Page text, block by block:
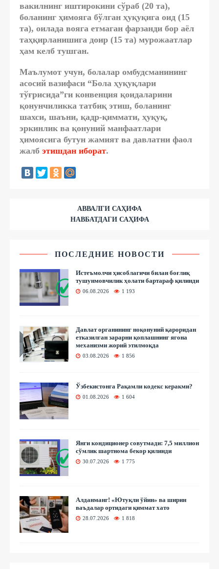
вакилнинг иштирокини сўраб (20 та),
боланинг ҳимояга бўлган ҳуқуқига оид (15
та), оилада вояга етмаган фарзанди бор аёл
таҳқирланишига доир (15 та) мурожаатлар
ҳам келб тушган.
Маълумот учун, болалар омбудсманининг
асосий вазифаси “Бола ҳуқуқлари
тўғрисида”ги конвенция қоидаларини
қонунчиликка татбиқ этиш, боланинг
шахси, шаъни, қадр-қиммати, ҳуқуқ,
эркинлик ва қонуний манфаатлари
ҳимоясига бутун жамият ва давлатни фаол
жалб этишдан иборат.
АВВАЛГИ САҲИФА
НАВБАТДАГИ САҲИФА
ПОСЛЕДНИЕ НОВОСТИ
Истеъмолчи ҳисоблагичи билан боғлиқ
тушунмовчилик ҳолати бартараф қилинди
06.08.2026 1 193
Давлат органининг ноқонуний қароридан
етказилган зарарни қоплашнинг ягона
механизми жорий этилмоқда
03.08.2026 1 856
Ўзбекистонга Рақамли кодекс керакми?
01.08.2026 1 604
Янги кондиционер совутмади: 7,5 миллион
сўмлик шартнома бекор қилинди
30.07.2026 1 775
Алданманг! «Ютуқли ўйин» ва ширин
ваъдалар ортидаги қиммат хато
28.07.2026 1 818